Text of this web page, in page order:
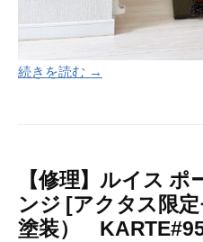
続きを読む →
【修理】ルイス
ンジ [アクタス限
塗装）